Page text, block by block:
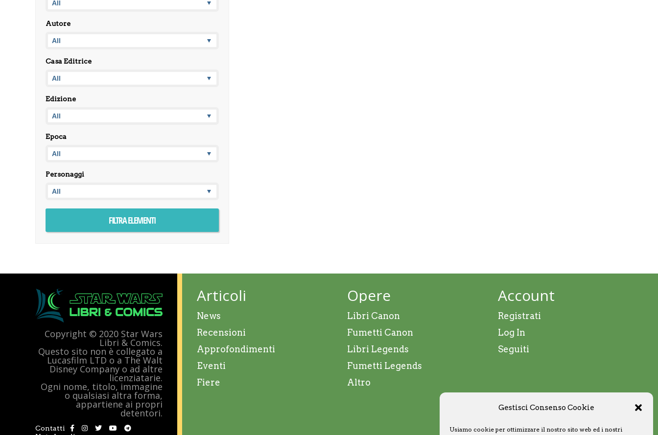
Gestisci Consenso Cookie
Usiamo cookie per ottimizzare il nostro sito web ed i nostri
Autore
Casa Editrice
Edizione
Epoca
Personaggi
Copyright © 2020 Star Wars
Libri & Comics.
Questo sito non è collegato a
Lucasfilm LTD o a The Walt
Disney Company o ad altre
licenziatarie.
Ogni nome, titolo, immagine
o qualsiasi altra forma,
appartiene ai propri
detentori.
Contatti
Articoli
News
Recensioni
Approfondimenti
Eventi
Fiere
Opere
Libri Canon
Fumetti Canon
Libri Legends
Fumetti Legends
Altro
Account
Registrati
Log In
Seguiti